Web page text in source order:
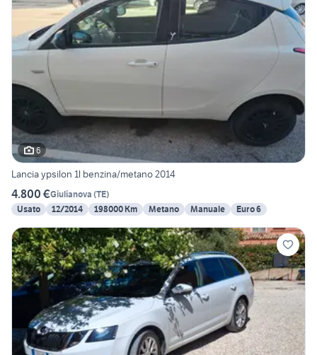
6
Lancia ypsilon 1l benzina/metano 2014
4.800 €Giulianova (TE)
Usato
12/2014 198000 Km Metano Manuale Euro 6